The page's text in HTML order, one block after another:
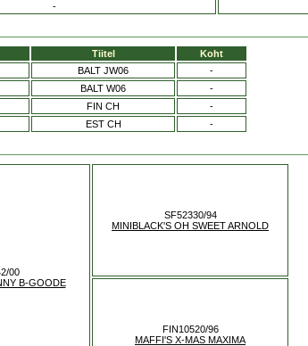
-
Tiitel
Koht
BALT JW06
-
BALT W06
-
FIN CH
-
EST CH -
00
B-GOODE
SF52330/94
MINIBLACK'S OH SWEET ARNOLD
FIN10520/96
MAFFI'S X-MAS MAXIMA